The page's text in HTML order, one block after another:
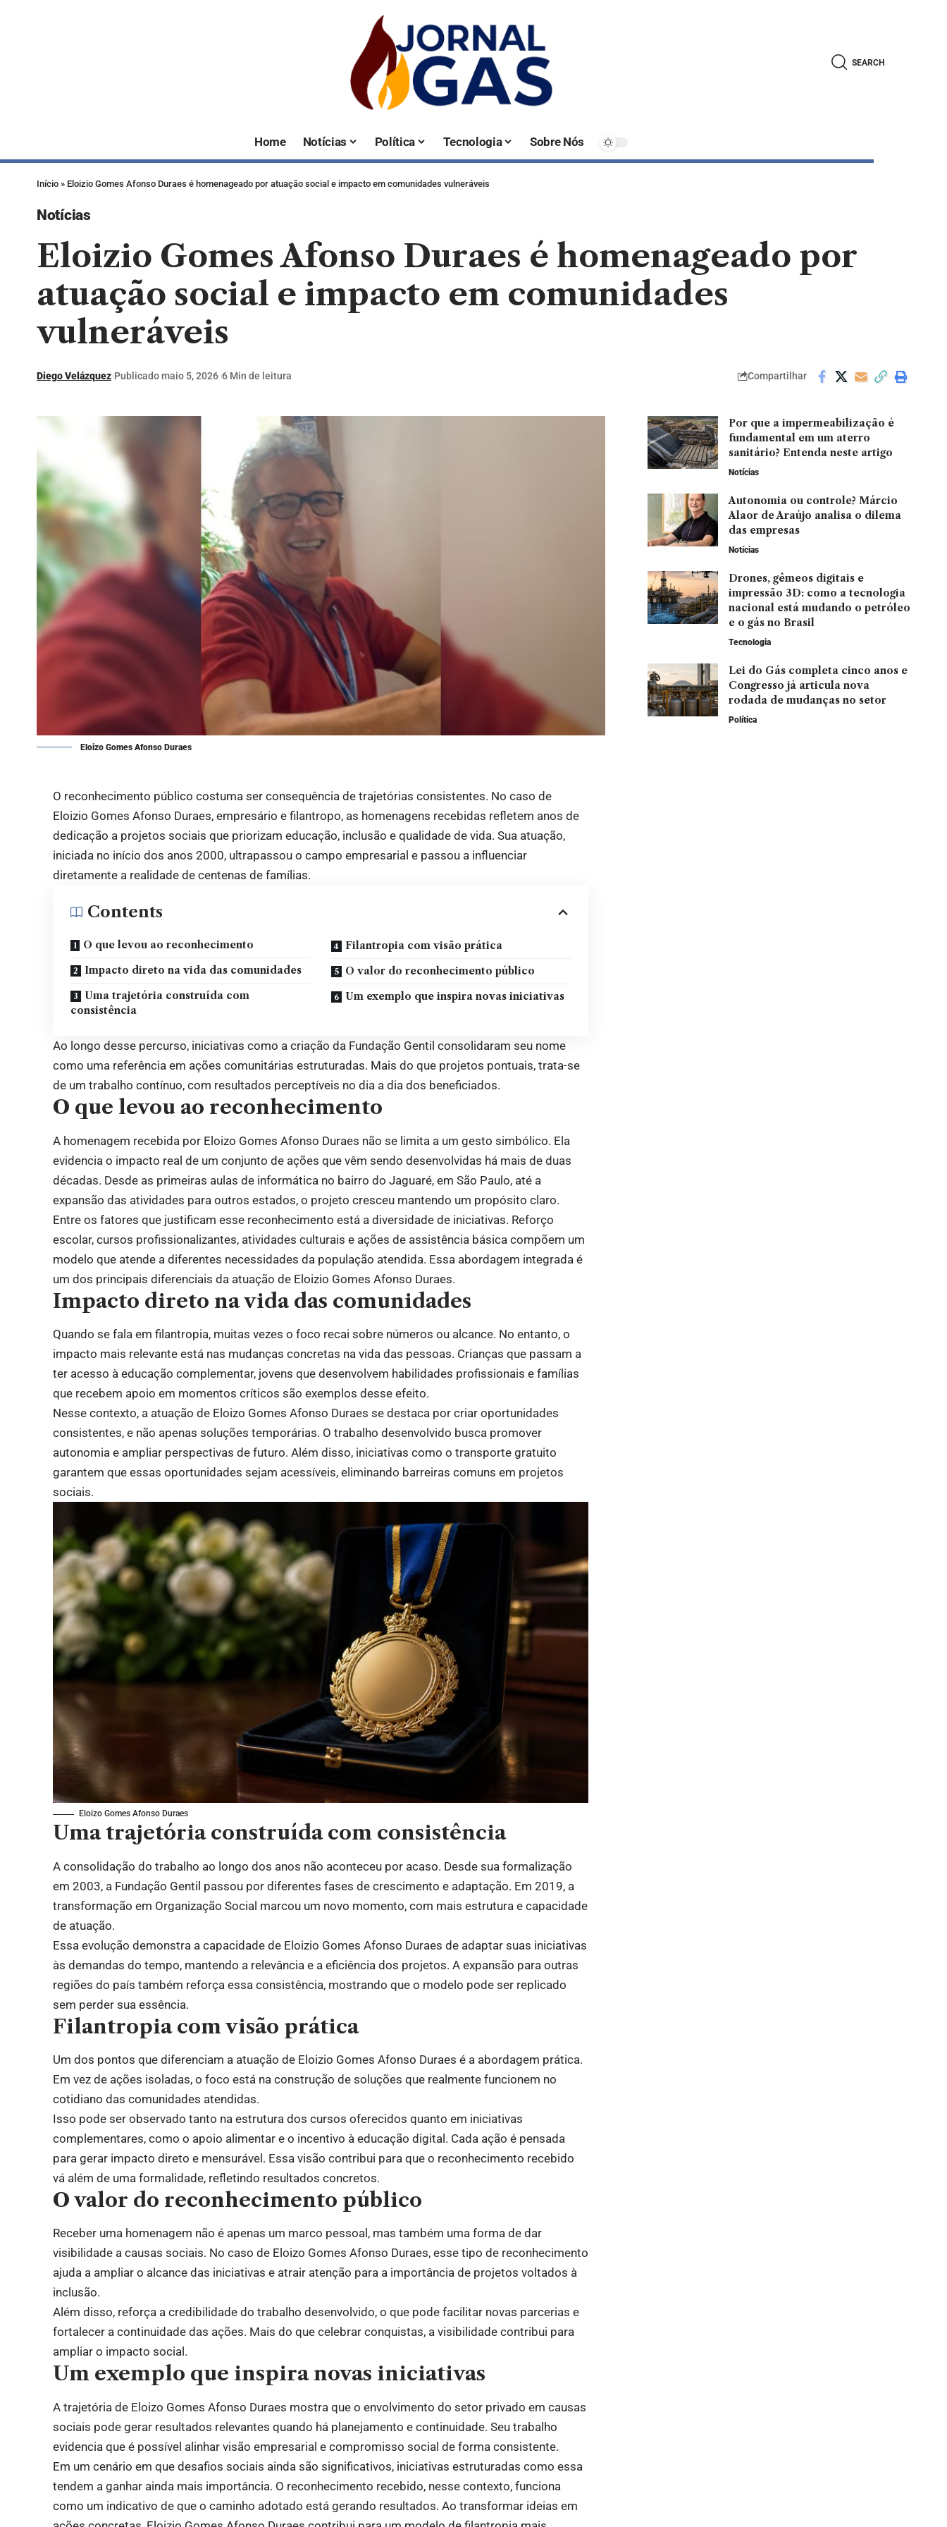
SEARCH
Home Notícias Política Tecnologia Sobre Nós
Início » Eloizio Gomes Afonso Duraes é homenageado por atuação social e impacto em comunidades vulneráveis
Notícias
Eloizio Gomes Afonso Duraes é homenageado por
atuação social e impacto em comunidades
vulneráveis
Diego Velázquez Publicado maio 5, 2026 6 Min de leitura Compartilhar
Eloizo Gomes Afonso Duraes
O reconhecimento público costuma ser consequência de trajetórias consistentes. No caso de
Eloizio Gomes Afonso Duraes, empresário e filantropo, as homenagens recebidas refletem anos de
dedicação a projetos sociais que priorizam educação, inclusão e qualidade de vida. Sua atuação,
iniciada no início dos anos 2000, ultrapassou o campo empresarial e passou a influenciar
diretamente a realidade de centenas de famílias.
Contents
O que levou ao reconhecimento
Impacto direto na vida das comunidades
Uma trajetória construída com
consistência
Filantropia com visão prática
O valor do reconhecimento público
Um exemplo que inspira novas iniciativas
Ao longo desse percurso, iniciativas como a criação da Fundação Gentil consolidaram seu nome
como uma referência em ações comunitárias estruturadas. Mais do que projetos pontuais, trata-se
de um trabalho contínuo, com resultados perceptíveis no dia a dia dos beneficiados.
O que levou ao reconhecimento
A homenagem recebida por Eloizo Gomes Afonso Duraes não se limita a um gesto simbólico. Ela
evidencia o impacto real de um conjunto de ações que vêm sendo desenvolvidas há mais de duas
décadas. Desde as primeiras aulas de informática no bairro do Jaguaré, em São Paulo, até a
expansão das atividades para outros estados, o projeto cresceu mantendo um propósito claro.
Entre os fatores que justificam esse reconhecimento está a diversidade de iniciativas. Reforço
escolar, cursos profissionalizantes, atividades culturais e ações de assistência básica compõem um
modelo que atende a diferentes necessidades da população atendida. Essa abordagem integrada é
um dos principais diferenciais da atuação de Eloizio Gomes Afonso Duraes.
Impacto direto na vida das comunidades
Quando se fala em filantropia, muitas vezes o foco recai sobre números ou alcance. No entanto, o
impacto mais relevante está nas mudanças concretas na vida das pessoas. Crianças que passam a
ter acesso à educação complementar, jovens que desenvolvem habilidades profissionais e famílias
que recebem apoio em momentos críticos são exemplos desse efeito.
Nesse contexto, a atuação de Eloizo Gomes Afonso Duraes se destaca por criar oportunidades
consistentes, e não apenas soluções temporárias. O trabalho desenvolvido busca promover
autonomia e ampliar perspectivas de futuro. Além disso, iniciativas como o transporte gratuito
garantem que essas oportunidades sejam acessíveis, eliminando barreiras comuns em projetos
sociais.
Eloizo Gomes Afonso Duraes
Uma trajetória construída com consistência
A consolidação do trabalho ao longo dos anos não aconteceu por acaso. Desde sua formalização
em 2003, a Fundação Gentil passou por diferentes fases de crescimento e adaptação. Em 2019, a
transformação em Organização Social marcou um novo momento, com mais estrutura e capacidade
de atuação.
Essa evolução demonstra a capacidade de Eloizio Gomes Afonso Duraes de adaptar suas iniciativas
às demandas do tempo, mantendo a relevância e a eficiência dos projetos. A expansão para outras
regiões do país também reforça essa consistência, mostrando que o modelo pode ser replicado
sem perder sua essência.
Filantropia com visão prática
Um dos pontos que diferenciam a atuação de Eloizio Gomes Afonso Duraes é a abordagem prática.
Em vez de ações isoladas, o foco está na construção de soluções que realmente funcionem no
cotidiano das comunidades atendidas.
Isso pode ser observado tanto na estrutura dos cursos oferecidos quanto em iniciativas
complementares, como o apoio alimentar e o incentivo à educação digital. Cada ação é pensada
para gerar impacto direto e mensurável. Essa visão contribui para que o reconhecimento recebido
vá além de uma formalidade, refletindo resultados concretos.
O valor do reconhecimento público
Receber uma homenagem não é apenas um marco pessoal, mas também uma forma de dar
visibilidade a causas sociais. No caso de Eloizo Gomes Afonso Duraes, esse tipo de reconhecimento
ajuda a ampliar o alcance das iniciativas e atrair atenção para a importância de projetos voltados à
inclusão.
Além disso, reforça a credibilidade do trabalho desenvolvido, o que pode facilitar novas parcerias e
fortalecer a continuidade das ações. Mais do que celebrar conquistas, a visibilidade contribui para
ampliar o impacto social.
Um exemplo que inspira novas iniciativas
A trajetória de Eloizo Gomes Afonso Duraes mostra que o envolvimento do setor privado em causas
sociais pode gerar resultados relevantes quando há planejamento e continuidade. Seu trabalho
evidencia que é possível alinhar visão empresarial e compromisso social de forma consistente.
Em um cenário em que desafios sociais ainda são significativos, iniciativas estruturadas como essa
tendem a ganhar ainda mais importância. O reconhecimento recebido, nesse contexto, funciona
como um indicativo de que o caminho adotado está gerando resultados. Ao transformar ideias em
Por que a impermeabilização é
fundamental em um aterro
sanitário? Entenda neste artigo
Notícias
Autonomia ou controle? Márcio
Alaor de Araújo analisa o dilema
das empresas
Notícias
Drones, gêmeos digitais e
impressão 3D: como a tecnologia
nacional está mudando o petróleo
e o gás no Brasil
Tecnologia
Lei do Gás completa cinco anos e
Congresso já articula nova
rodada de mudanças no setor
Política